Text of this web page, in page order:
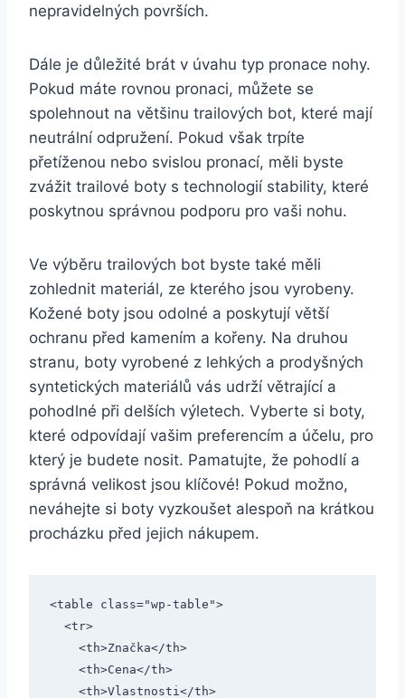
nepravidelných‌ površích.
Dále je ‍důležité brát v úvahu typ pronace nohy.​
Pokud máte rovnou pronaci, můžete se
spolehnout na ⁤většinu trailových bot, ‍které mají
⁢neutrální odpružení. Pokud však⁣ trpíte
⁤přetíženou nebo svislou pronací, měli byste
zvážit trailové boty s technologií‍ stability, které
poskytnou správnou podporu pro vaši nohu.
Ve⁤ výběru trailových ⁤bot byste také měli
zohlednit materiál, ze kterého ​jsou vyrobeny.
Kožené ‌boty jsou odolné a poskytují větší
ochranu před kamením a kořeny. Na druhou
stranu, ⁤boty vyrobené z lehkých a prodyšných
syntetických ‌materiálů vás ⁢udrží⁤ větrající ‌a
pohodlné při delších výletech. Vyberte si boty,
které odpovídají vašim preferencím a účelu, pro
který je budete nosit. Pamatujte, ‍že ⁢pohodlí a
správná velikost ⁢jsou klíčové!‍ Pokud možno,
neváhejte si boty vyzkoušet alespoň na krátkou
procházku před jejich⁢ nákupem.
<table class="wp-table">